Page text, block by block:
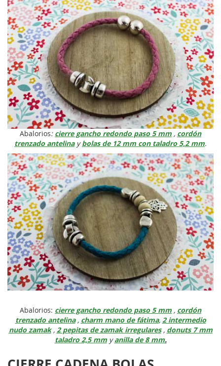
Abalorios: cierre gancho redondo paso 5 mm , cordón
trenzado antelinaybolas de 12 mm con taladro 5,2 mm.
Abalorios: cierre gancho redondo paso 5 mm , cordón
trenzado antelina, charm mano de fátima, 2 intermedio
nudo zamak, 2 pepitas de zamak irregulares, donuts 7 mm
taladro 2,5 mmyanilla de 8 mm.